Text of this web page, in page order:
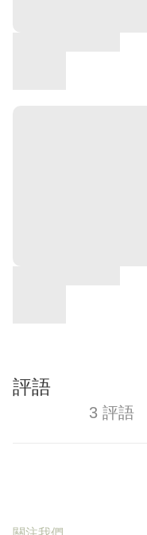
評語
3 評語